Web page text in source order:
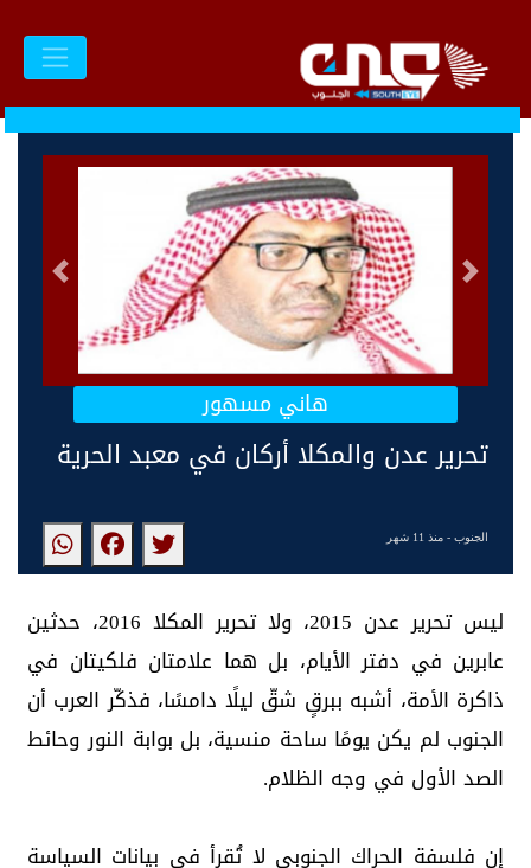
التالى السابق
هاني مسهور
تحرير عدن والمكلا أركان في معبد الحرية
الجنوب- منذ 11 شهر
‏ليس تحرير عدن 2015، ولا تحرير المكلا 2016، حدثين
عابرين في دفتر الأيام، بل هما علامتان فلكيتان في
ذاكرة الأمة، أشبه ببرقٍ شقّ ليلًا دامسًا، فذكّر العرب أن
الجنوب لم يكن يومًا ساحة منسية، بل بوابة النور وحائط
الصد الأول في وجه الظلام.
إن فلسفة الحراك الجنوبي لا تُقرأ في بيانات السياسة